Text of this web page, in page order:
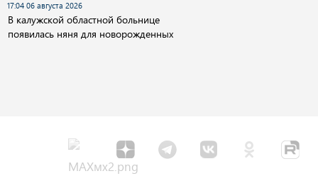
17:04 06 августа 2026
В калужской областной больнице
появилась няня для новорожденных